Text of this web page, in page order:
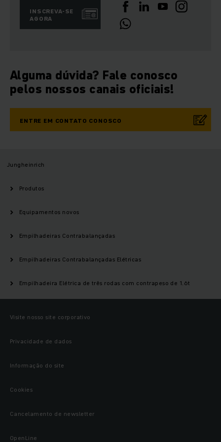
INSCREVA-SE
AGORA
Alguma dúvida? Fale conosco
pelos nossos canais oficiais!
ENTRE EM CONTATO CONOSCO
Jungheinrich
Produtos
Equipamentos novos
Empilhadeiras Contrabalançadas
Empilhadeiras Contrabalançadas Elétricas
Empilhadeira Elétrica de três rodas com contrapeso de 1.6t
Visite nosso site corporativo
Privacidade de dados
Informação do site
Cookies
Cancelamento de newsletter
OpenLine